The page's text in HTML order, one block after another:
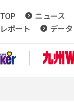
TOP ニュース
レポート
データ